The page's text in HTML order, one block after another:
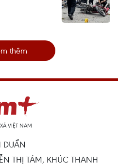
thêm
VIỆT NAM
DUẨN
THỊ TÁM, KHÚC THANH